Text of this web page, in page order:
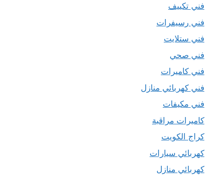
فني تكييف
فني رسيفرات
فني ستلايت
فني صحي
فني كاميرات
فني كهربائي منازل
فني مكيفات
كاميرات مراقبة
كراج الكويت
كهربائي سيارات
كهربائي منازل